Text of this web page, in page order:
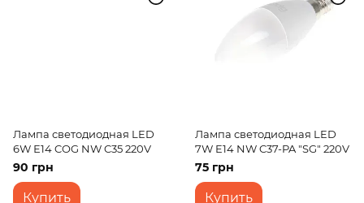
Лампа светодиодная LED
6W Е14 COG NW C35 220V
90 грн
Купить
Лампа светодиодная LED
7W E14 NW C37-PA "SG" 220V
75 грн
Купить